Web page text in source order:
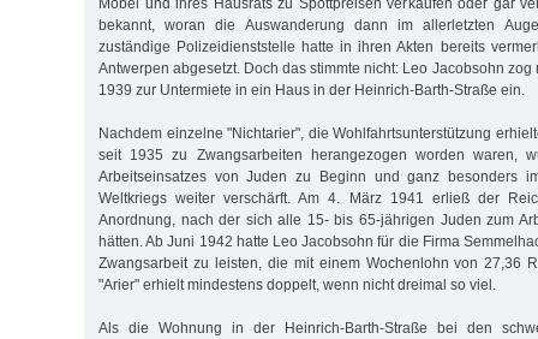
Möbel und ihres Hausrats zu Spottpreisen verkaufen oder gar
bekannt, woran die Auswanderung dann im allerletzten
zuständige Polizeidienststelle hatte in ihren Akten bereits
Antwerpen abgesetzt. Doch das stimmte nicht: Leo Jacobsohn
1939 zur Untermiete in ein Haus in der Heinrich-Barth-Straße ein.
Nachdem einzelne "Nichtarier", die Wohlfahrtsunterstützung
seit 1935 zu Zwangsarbeiten herangezogen worden waren,
Arbeitseinsatzes von Juden zu Beginn und ganz besonders
Weltkriegs weiter verschärft. Am 4. März 1941 erließ der
Anordnung, nach der sich alle 15- bis 65-jährigen Juden zum
hätten. Ab Juni 1942 hatte Leo Jacobsohn für die Firma
Zwangsarbeit zu leisten, die mit einem Wochenlohn von 27,36
"Arier" erhielt mindestens doppelt, wenn nicht dreimal so viel.
Als die Wohnung in der Heinrich-Barth-Straße bei den